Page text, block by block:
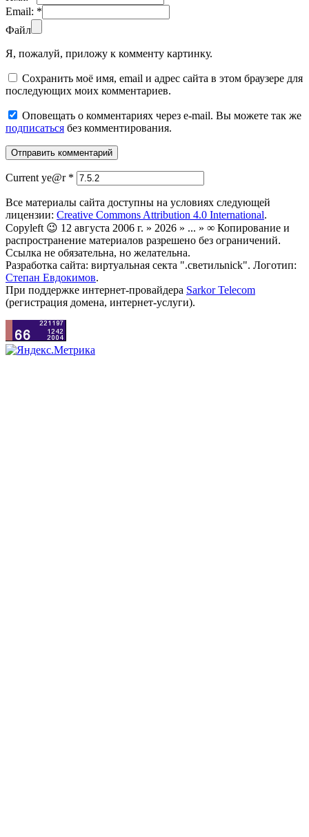
Email: *
Файл
Я, пожалуй, приложу к комменту картинку.
Сохранить моё имя, email и адрес сайта в этом браузере для
последующих моих комментариев.
Оповещать о комментариях через e-mail. Вы можете так же
подписаться без комментирования.
Current ye@r *
Все материалы сайта доступны на условиях следующей
лицензии: Creative Commons Attribution 4.0 International.
Copyleft 😉 12 августа 2006 г. » 2026 » ... » ∞ Копирование и
распространение материалов разрешено без ограничений.
Ссылка не обязательна, но желательна.
Разработка сайта: виртуальная секта ".светильnick". Логотип:
Степан Евдокимов.
При поддержке интернет-провайдера Sarkor Telecom
(регистрация домена, интернет-услуги).